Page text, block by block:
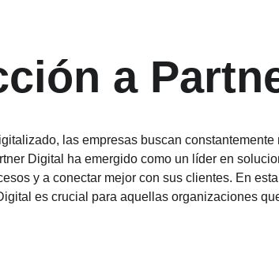
a
las empresas buscan
Digital ha emergido como un líder en
y a conectar mejor con sus clientes. En
es crucial para aquellas organizaciones